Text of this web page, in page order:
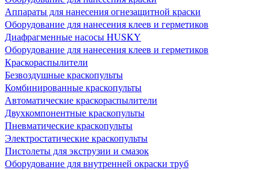
Аппараты для нанесения огнезащитной краски
Оборудование для нанесения клеев и герметиков
Диафрагменные насосы HUSKY
Оборудование для нанесения клеев и герметиков
Краскораспылители
Безвоздушные краскопульты
Комбинированные краскопульты
Автоматические краскораспылители
Двухкомпонентные краскопульты
Пневматические краскопульты
Электростатические краскопульты
Пистолеты для экструзии и смазок
Оборудование для внутренней окраски труб